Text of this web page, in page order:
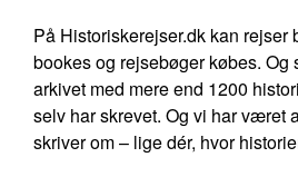
På Historiskerejser.dk kan rejser
bookes og rejsebøger købes.
arkivet med mere end 1200
selv har skrevet. Og vi har været
skriver om – lige dér, hvor